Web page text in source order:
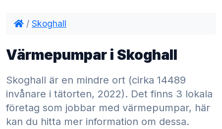
/ Skoghall
Värmepumpar i Skoghall
Skoghall är en mindre ort (cirka 14489
invånare i tätorten, 2022). Det finns 3 lokala
företag som jobbar med värmepumpar, här
kan du hitta mer information om dessa.